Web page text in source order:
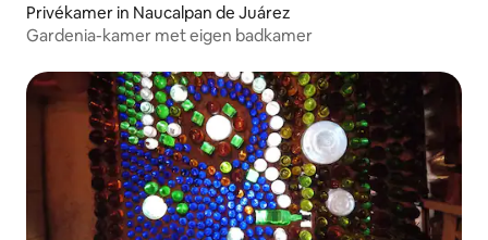
Privékamer in Naucalpan de Juárez
Gardenia-kamer met eigen badkamer